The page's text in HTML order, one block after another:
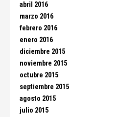
abril 2016
marzo 2016
febrero 2016
enero 2016
diciembre 2015
noviembre 2015
octubre 2015
septiembre 2015
agosto 2015
julio 2015